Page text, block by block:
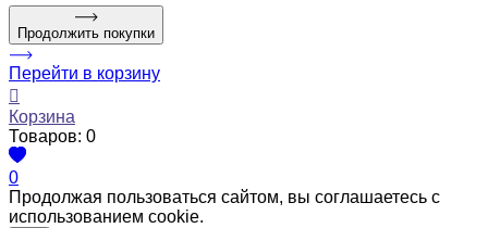
Продолжить покупки
Перейти в корзину
Корзина
Товаров: 0
0
Продолжая пользоваться сайтом, вы соглашаетесь с
использованием cookie.